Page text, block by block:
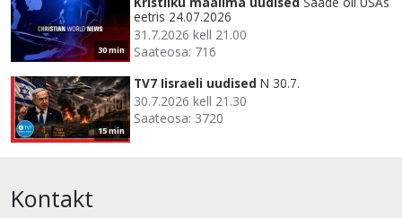
30 min
eetris 24.07.2026
31.7.2026 kell 21.00
Saateosa: 716
15 min
TV7 Iisraeli uudised N 30.7.
30.7.2026 kell 21.30
Saateosa: 3720
Kontakt